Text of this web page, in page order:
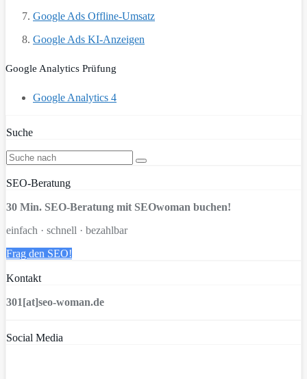
Google Ads Offline-Umsatz
Google Ads KI-Anzeigen
Google Analytics Prüfung
Google Analytics 4
Suche
SEO-Beratung
30 Min. SEO-Beratung mit SEOwoman buchen!
einfach · schnell · bezahlbar
Frag den SEO!
Kontakt
301[at]seo-woman.de
Social Media